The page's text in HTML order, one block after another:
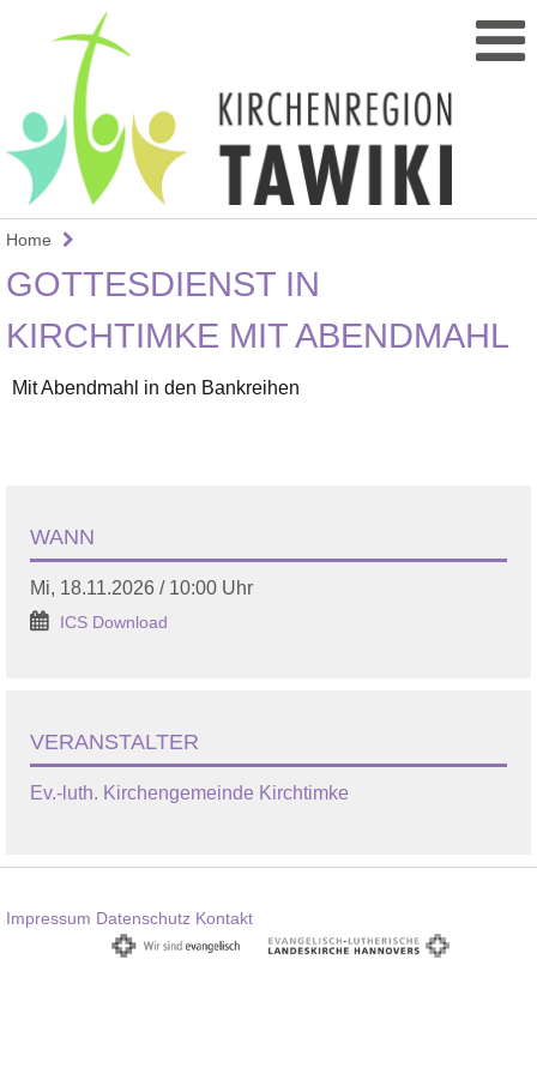
Home
GOTTESDIENST IN
KIRCHTIMKE MIT ABENDMAHL
Mit Abendmahl in den Bankreihen
WANN
Mi, 18.11.2026 / 10:00 Uhr
ICS Download
VERANSTALTER
Ev.-luth. Kirchengemeinde Kirchtimke
Impressum Datenschutz Kontakt